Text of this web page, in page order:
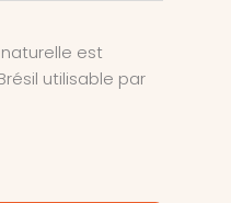
naturelle est
utilisable par